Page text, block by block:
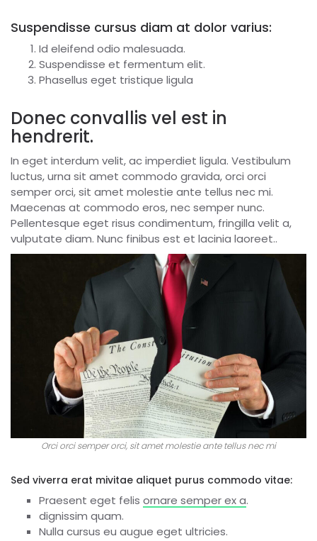
Suspendisse cursus diam at dolor varius:
Id eleifend odio malesuada.
Suspendisse et fermentum elit.
Phasellus eget tristique ligula
Donec convallis vel est in
hendrerit.
In eget interdum velit, ac imperdiet ligula. Vestibulum
luctus, urna sit amet commodo gravida, orci orci
semper orci, sit amet molestie ante tellus nec mi.
Maecenas at commodo eros, nec semper nunc.
Pellentesque eget risus condimentum, fringilla velit a,
vulputate diam. Nunc finibus est et lacinia laoreet..
Orci orci semper orci, sit amet molestie ante tellus nec mi
Sed viverra erat mivitae aliquet purus commodo vitae:
Praesent eget felis ornare semper ex a.
dignissim quam.
Nulla cursus eu augue eget ultricies.